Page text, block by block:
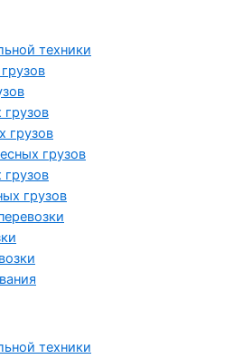
техники
грузов
грузов
грузов
техники